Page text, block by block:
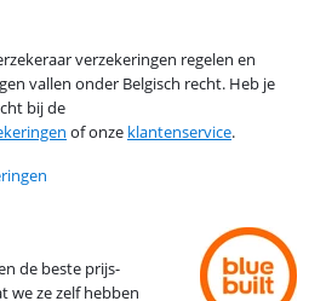
verzekeringen regelen en
vallen onder Belgisch recht. Heb je
bij de
of onze klantenservice.
de beste prijs-
we ze zelf hebben